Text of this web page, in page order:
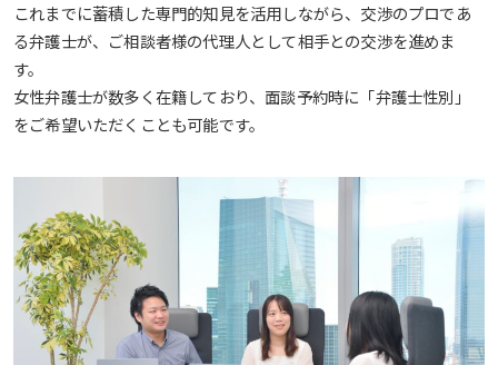
これまでに蓄積した専門的知見を活用しながら、交渉のプロであ
る弁護士が、ご相談者様の代理人として相手との交渉を進めま
す。
女性弁護士が数多く在籍しており、面談予約時に「弁護士性別」
をご希望いただくことも可能です。